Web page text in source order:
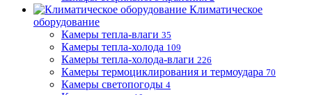
Климатическое
оборудование
Камеры тепла-влаги 35
Камеры тепла-холода 109
Камеры тепла-холода-влаги 226
Камеры термоциклирования и термоудара 70
Камеры светопогоды 4